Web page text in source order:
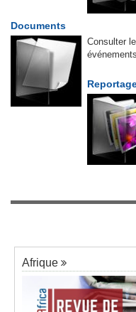
Documents
Consulter
Afrique